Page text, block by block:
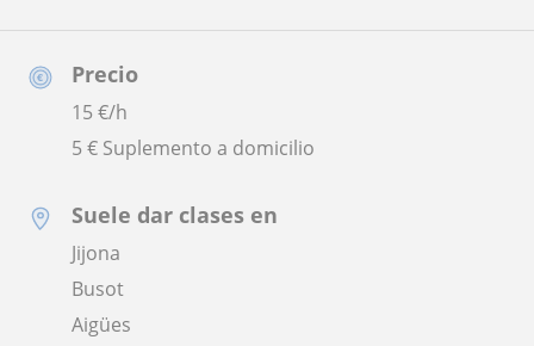
Precio
15€/h
5 € Suplemento a domicilio
Suele dar clases en
Jijona
Busot
Aigües